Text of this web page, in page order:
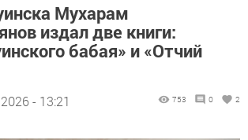
Мухарам
издал две книги:
бабая» и «Отчий
- 13:21 753 0 2